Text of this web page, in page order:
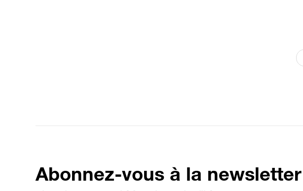
Abonnez-vous à la newsletter